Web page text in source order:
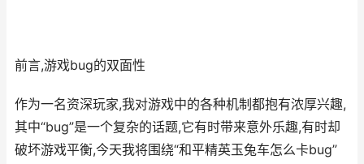
前言,游戏bug的双面性
作为一名资深玩家,我对游戏中的各种机制都抱有浓厚兴趣,
其中“bug”是一个复杂的话题,它有时带来意外乐趣,有时却
破坏游戏平衡,今天我将围绕“和平精英玉兔车怎么卡bug”